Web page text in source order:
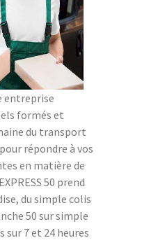
entreprise
formés et
du transport
répondre à vos
en matière de
50 prend
du simple colis
50 sur simple
7 et 24 heures